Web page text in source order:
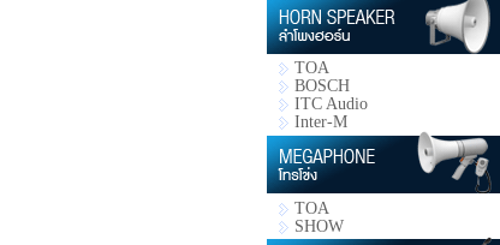
TOA
BOSCH
ITC Audio
Inter-M
TOA
SHOW